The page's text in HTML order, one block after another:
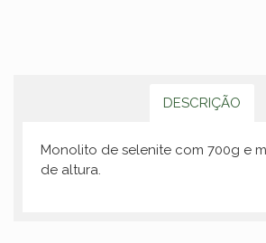
DESCRIÇÃO
Monolito de selenite com 700g e
de altura.